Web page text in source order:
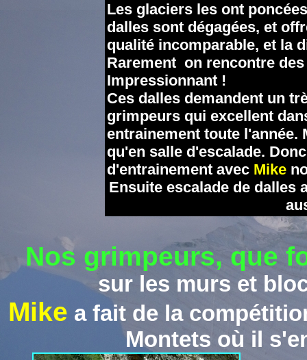
Les glaciers les ont
dalles sont dégagées, et
qualité incomparable, et la
Rarement on rencontre
Impressionnant !
Ces dalles demandent un
grimpeurs qui excellent
entrainement toute l'année.
qu'en salle d'escalade.
d'entrainement avec Mike n
Ensuite escalade de dalles
Nos grimpeurs, que
sur les murs et
Mike a fait de la
Montets où il